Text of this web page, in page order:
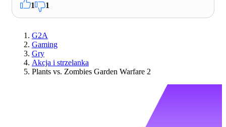
1 1
G2A
Gaming
Gry
Akcja i strzelanka
Plants vs. Zombies Garden Warfare 2